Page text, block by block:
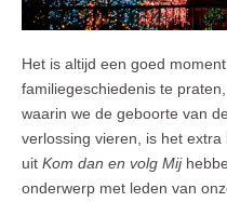
Het is altijd een goed
familiegeschiedenis te
waarin we de geboorte van
verlossing vieren, is het
uit Kom dan en volg Mij
onderwerp met leden van